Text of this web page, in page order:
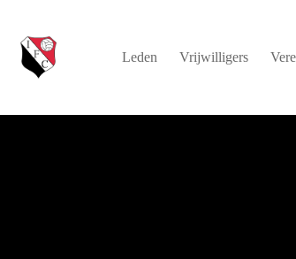
Leden Vrijwilligers